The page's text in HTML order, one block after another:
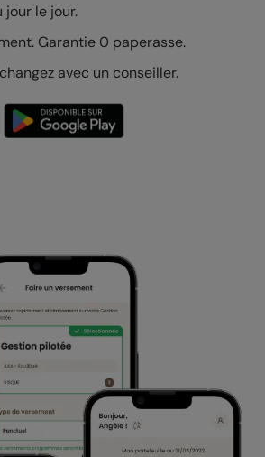
jour le jour.
Garantie 0 paperasse.
avec un conseiller.